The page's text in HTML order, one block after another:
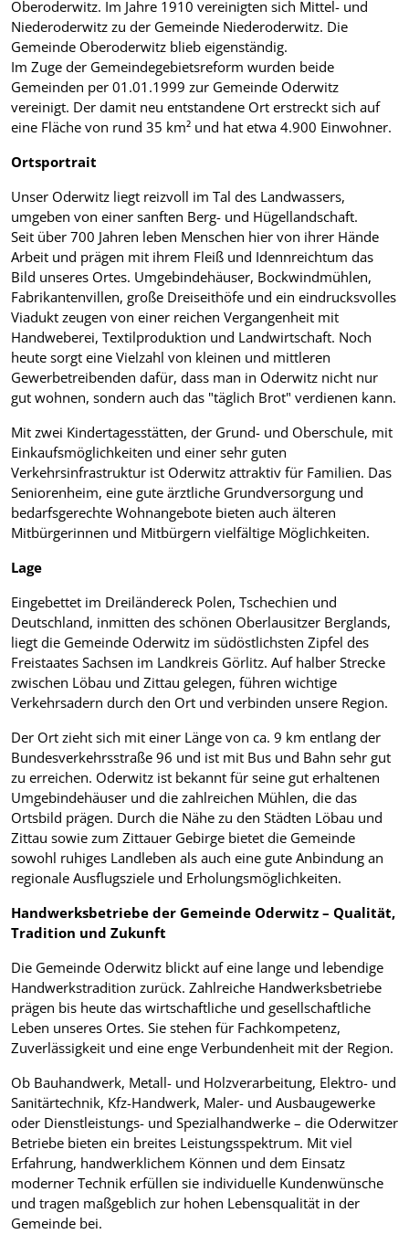
Oberoderwitz. Im Jahre 1910 vereinigten sich Mittel- und
Niederoderwitz zu der Gemeinde Niederoderwitz. Die
Gemeinde Oberoderwitz blieb eigenständig.
Im Zuge der Gemeindegebietsreform wurden beide
Gemeinden per 01.01.1999 zur Gemeinde Oderwitz
vereinigt. Der damit neu entstandene Ort erstreckt sich auf
eine Fläche von rund 35 km² und hat etwa 4.900 Einwohner.
Ortsportrait
Unser Oderwitz liegt reizvoll im Tal des Landwassers,
umgeben von einer sanften Berg- und Hügellandschaft.
Seit über 700 Jahren leben Menschen hier von ihrer Hände
Arbeit und prägen mit ihrem Fleiß und Idennreichtum das
Bild unseres Ortes. Umgebindehäuser, Bockwindmühlen,
Fabrikantenvillen, große Dreiseithöfe und ein eindrucksvolles
Viadukt zeugen von einer reichen Vergangenheit mit
Handweberei, Textilproduktion und Landwirtschaft. Noch
heute sorgt eine Vielzahl von kleinen und mittleren
Gewerbetreibenden dafür, dass man in Oderwitz nicht nur
gut wohnen, sondern auch das "täglich Brot" verdienen kann.
Mit zwei Kindertagesstätten, der Grund- und Oberschule, mit
Einkaufsmöglichkeiten und einer sehr guten
Verkehrsinfrastruktur ist Oderwitz attraktiv für Familien. Das
Seniorenheim, eine gute ärztliche Grundversorgung und
bedarfsgerechte Wohnangebote bieten auch älteren
Mitbürgerinnen und Mitbürgern vielfältige Möglichkeiten.
Lage
Eingebettet im Dreiländereck Polen, Tschechien und
Deutschland, inmitten des schönen Oberlausitzer Berglands,
liegt die Gemeinde Oderwitz im südöstlichsten Zipfel des
Freistaates Sachsen im Landkreis Görlitz. Auf halber Strecke
zwischen Löbau und Zittau gelegen, führen wichtige
Verkehrsadern durch den Ort und verbinden unsere Region.
Der Ort zieht sich mit einer Länge von ca. 9 km entlang der
Bundesverkehrsstraße 96 und ist mit Bus und Bahn sehr gut
zu erreichen. Oderwitz ist bekannt für seine gut erhaltenen
Umgebindehäuser und die zahlreichen Mühlen, die das
Ortsbild prägen. Durch die Nähe zu den Städten Löbau und
Zittau sowie zum Zittauer Gebirge bietet die Gemeinde
sowohl ruhiges Landleben als auch eine gute Anbindung an
regionale Ausflugsziele und Erholungsmöglichkeiten.
Handwerksbetriebe der Gemeinde Oderwitz – Qualität,
Tradition und Zukunft
Die Gemeinde Oderwitz blickt auf eine lange und lebendige
Handwerkstradition zurück. Zahlreiche Handwerksbetriebe
prägen bis heute das wirtschaftliche und gesellschaftliche
Leben unseres Ortes. Sie stehen für Fachkompetenz,
Zuverlässigkeit und eine enge Verbundenheit mit der Region.
Ob Bauhandwerk, Metall- und Holzverarbeitung, Elektro- und
Sanitärtechnik, Kfz-Handwerk, Maler- und Ausbaugewerke
oder Dienstleistungs- und Spezialhandwerke – die Oderwitzer
Betriebe bieten ein breites Leistungsspektrum. Mit viel
Erfahrung, handwerklichem Können und dem Einsatz
moderner Technik erfüllen sie individuelle Kundenwünsche
und tragen maßgeblich zur hohen Lebensqualität in der
Gemeinde bei.